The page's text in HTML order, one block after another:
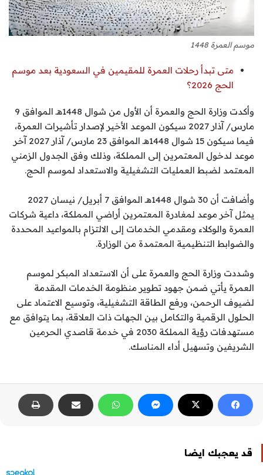
موسم العمرة 1448
متى تبدأ رحلات العمرة للمقيمين في السعودية بعد موسم
الحج 2026؟
وأكدت وزارة الحج والعمرة أن الأول من شوال 1448هـ الموافق 9
مارس/ آذار 2027 سيكون الموعد الأخير لإصدار تأشيرات العمرة،
فيما سيكون 15 شوال 1448هـ الموافق 23 مارس/ آذار 2027 آخر
موعد لدخول المعتمرين إلى المملكة، وذلك وفق الجدول الزمني
المعتمد لضبط العمليات التشغيلية والاستعداد لموسم الحج.
وأضافت أن 30 شوال 1448هـ الموافق 7 أبريل/ نيسان 2027
يمثل آخر موعد لمغادرة المعتمرين أراضي المملكة، داعية شركات
العمرة والوكلاء ومقدمي الخدمات إلى الالتزام بالمواعيد المحددة
والضوابط التنظيمية المعتمدة من الوزارة.
وشددت وزارة الحج والعمرة على أن الاستعداد المبكر لموسم
العمرة يأتي ضمن جهود تطوير منظومة الخدمات المقدمة
لضيوف الرحمن، ورفع الطاقة التشغيلية، وتوسيع الاعتماد على
الحلول الرقمية والتكامل بين الجهات ذات العلاقة، بما يتوافق مع
مستهدفات رؤية المملكة 2030 في خدمة قاصدي الحرمين
الشريفين وتسهيل أداء المناسك.
قد يعجبك ايضا